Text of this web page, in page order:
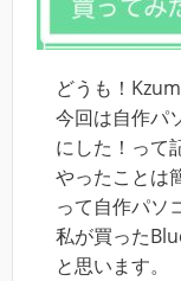
どうも！
今回は自作パ
にした！って
やったことは
って自作パソ
私が買った
と思います。